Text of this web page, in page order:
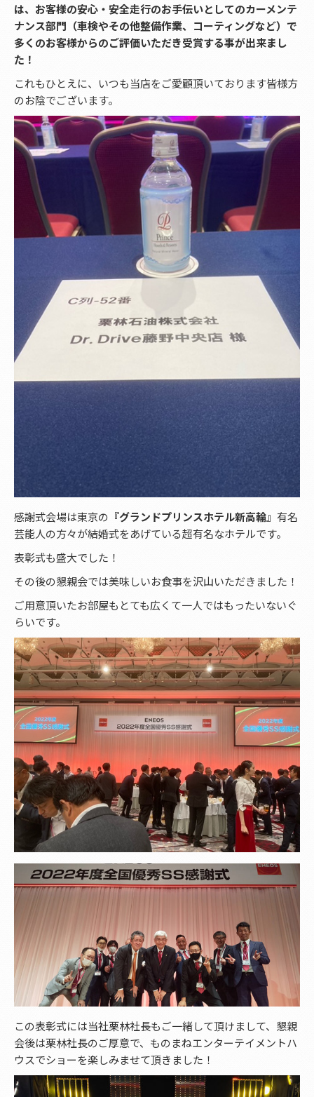
は、お客様の安心・安全走行のお手伝いとしてのカーメンテ
ナンス部門（車検やその他整備作業、コーティングなど）で
多くのお客様からのご評価いただき受賞する事が出来まし
た！
これもひとえに、いつも当店をご愛顧頂いております皆様方
のお陰でございます。
感謝式会場は東京の 『グランドプリンスホテル新高輪』 有名
芸能人の方々が結婚式をあげている超有名なホテルです。
表彰式も盛大でした！
その後の懇親会では美味しいお食事を沢山いただきました！
ご用意頂いたお部屋もとても広くて一人ではもったいないぐ
らいです。
この表彰式には当社栗林社長もご一緒して頂けまして、懇親
会後は栗林社長のご厚意で、ものまねエンターテイメントハ
ウスでショーを楽しみませて頂きました！